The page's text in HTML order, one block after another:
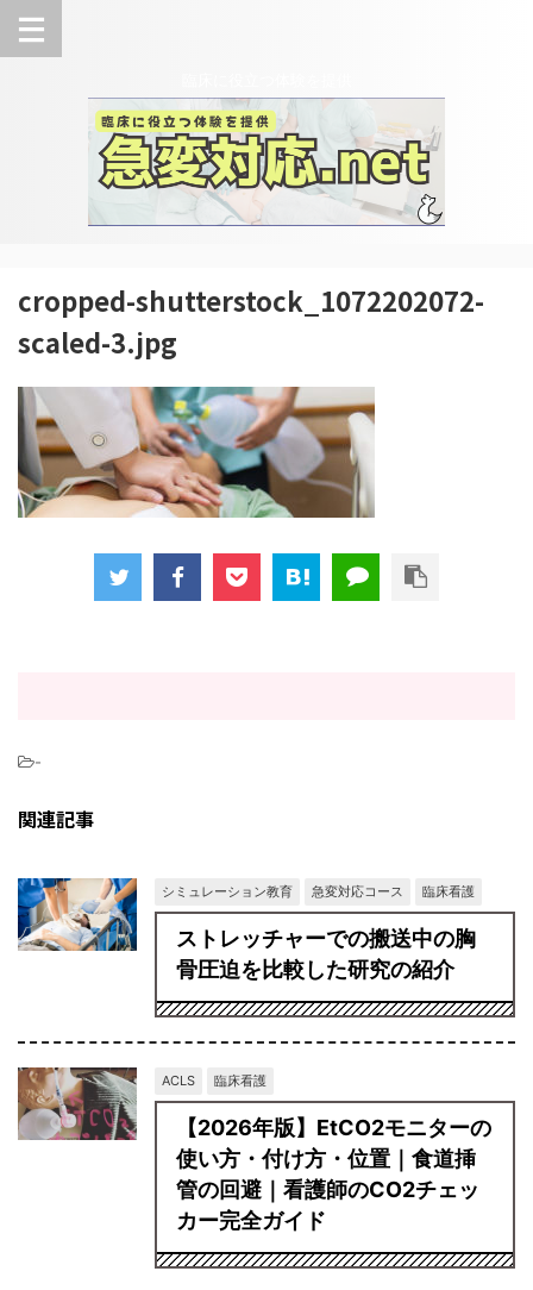
cropped-shutterstock_1072202072-
scaled-3.jpg
-
関連記事
シミュレーション教育 急変対応コース 臨床看護
ストレッチャーでの搬送中の胸
骨圧迫を比較した研究の紹介
ACLS 臨床看護
【2026年版】EtCO2モニターの
使い方・付け方・位置｜食道挿
管の回避｜看護師のCO2チェッ
カー完全ガイド